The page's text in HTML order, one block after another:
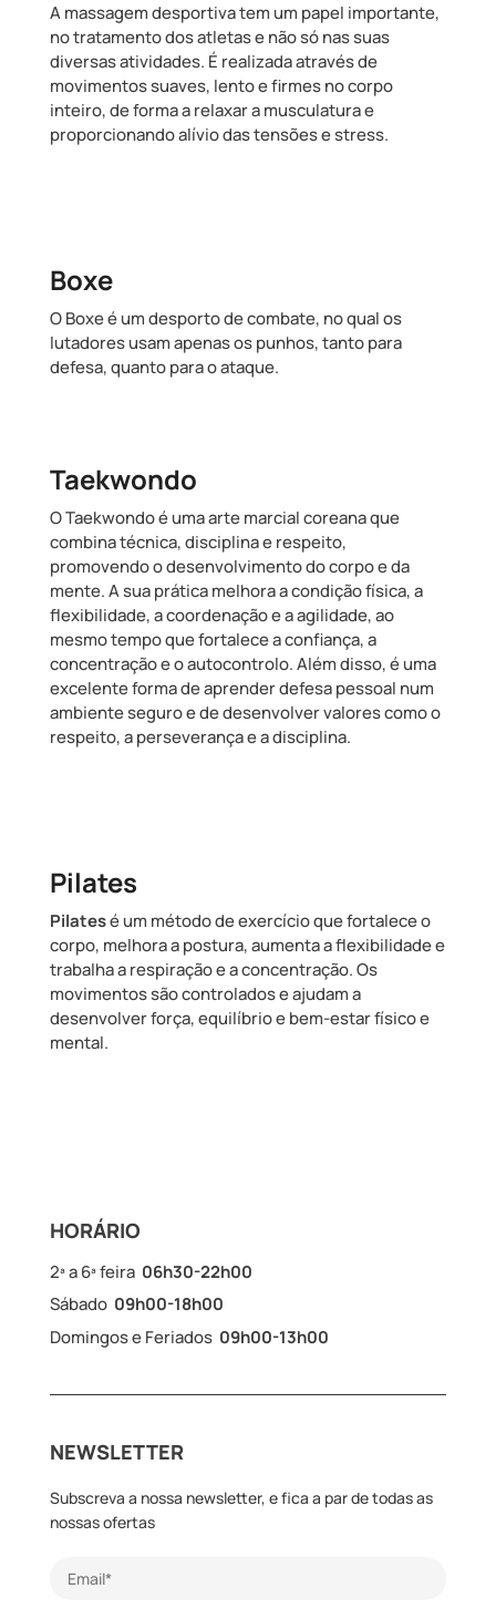
A massagem desportiva tem um papel importante,
no tratamento dos atletas e não só nas suas
diversas atividades. É realizada através de
movimentos suaves, lento e firmes no corpo
inteiro, de forma a relaxar a musculatura e
proporcionando alívio das tensões e stress.
Boxe
O Boxe é um desporto de combate, no qual os
lutadores usam apenas os punhos, tanto para
defesa, quanto para o ataque.
Taekwondo
O Taekwondo é uma arte marcial coreana que
combina técnica, disciplina e respeito,
promovendo o desenvolvimento do corpo e da
mente. A sua prática melhora a condição física, a
flexibilidade, a coordenação e a agilidade, ao
mesmo tempo que fortalece a confiança, a
concentração e o autocontrolo. Além disso, é uma
excelente forma de aprender defesa pessoal num
ambiente seguro e de desenvolver valores como o
respeito, a perseverança e a disciplina.
Pilates
Pilatesé um método de exercício que fortalece o
corpo, melhora a postura, aumenta a flexibilidade e
trabalha a respiração e a concentração. Os
movimentos são controlados e ajudam a
desenvolver força, equilíbrio e bem-estar físico e
mental.
HORÁRIO
2ª a 6ª feira 06h30-22h00
Sábado 09h00-18h00
Domingos e Feriados 09h00-13h00
NEWSLETTER
Subscreva a nossa newsletter, e fica a par de todas as
nossas ofertas